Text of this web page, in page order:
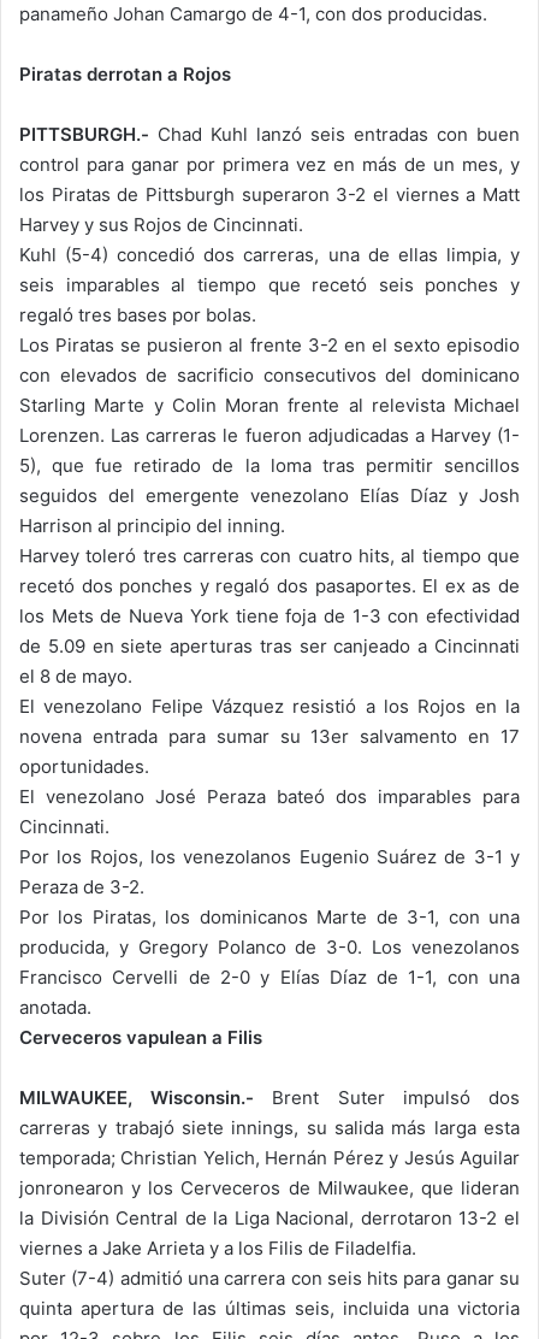
panameño Johan Camargo de 4-1, con dos producidas.
Piratas derrotan a Rojos
PITTSBURGH.- Chad Kuhl lanzó seis entradas con buen
control para ganar por primera vez en más de un mes, y
los Piratas de Pittsburgh superaron 3-2 el viernes a Matt
Harvey y sus Rojos de Cincinnati.
Kuhl (5-4) concedió dos carreras, una de ellas limpia, y
seis imparables al tiempo que recetó seis ponches y
regaló tres bases por bolas.
Los Piratas se pusieron al frente 3-2 en el sexto episodio
con elevados de sacrificio consecutivos del dominicano
Starling Marte y Colin Moran frente al relevista Michael
Lorenzen. Las carreras le fueron adjudicadas a Harvey (1-
5), que fue retirado de la loma tras permitir sencillos
seguidos del emergente venezolano Elías Díaz y Josh
Harrison al principio del inning.
Harvey toleró tres carreras con cuatro hits, al tiempo que
recetó dos ponches y regaló dos pasaportes. El ex as de
los Mets de Nueva York tiene foja de 1-3 con efectividad
de 5.09 en siete aperturas tras ser canjeado a Cincinnati
el 8 de mayo.
El venezolano Felipe Vázquez resistió a los Rojos en la
novena entrada para sumar su 13er salvamento en 17
oportunidades.
El venezolano José Peraza bateó dos imparables para
Cincinnati.
Por los Rojos, los venezolanos Eugenio Suárez de 3-1 y
Peraza de 3-2.
Por los Piratas, los dominicanos Marte de 3-1, con una
producida, y Gregory Polanco de 3-0. Los venezolanos
Francisco Cervelli de 2-0 y Elías Díaz de 1-1, con una
anotada.
Cerveceros vapulean a Filis
MILWAUKEE, Wisconsin.- Brent Suter impulsó dos
carreras y trabajó siete innings, su salida más larga esta
temporada; Christian Yelich, Hernán Pérez y Jesús Aguilar
jonronearon y los Cerveceros de Milwaukee, que lideran
la División Central de la Liga Nacional, derrotaron 13-2 el
viernes a Jake Arrieta y a los Filis de Filadelfia.
Suter (7-4) admitió una carrera con seis hits para ganar su
quinta apertura de las últimas seis, incluida una victoria